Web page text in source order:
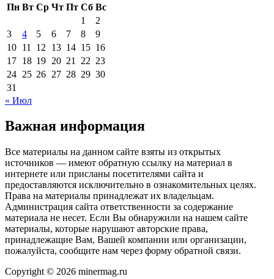
Пн Вт Ср Чт Пт Сб Вс
1
2
3
4 5 6 7 8
9
10 11 12 13 14 15 16
17 18 19 20 21 22 23
24 25 26 27 28 29 30
31
« Июл
Важная информация
Все материалы на данном сайте взяты из открытых
источников — имеют обратную ссылку на материал в
интернете или присланы посетителями сайта и
предоставляются исключительно в ознакомительных целях.
Права на материалы принадлежат их владельцам.
Администрация сайта ответственности за содержание
материала не несет. Если Вы обнаружили на нашем сайте
материалы, которые нарушают авторские права,
принадлежащие Вам, Вашей компании или организации,
пожалуйста, сообщите нам через форму обратной связи.
Copyright © 2026 minermag.ru